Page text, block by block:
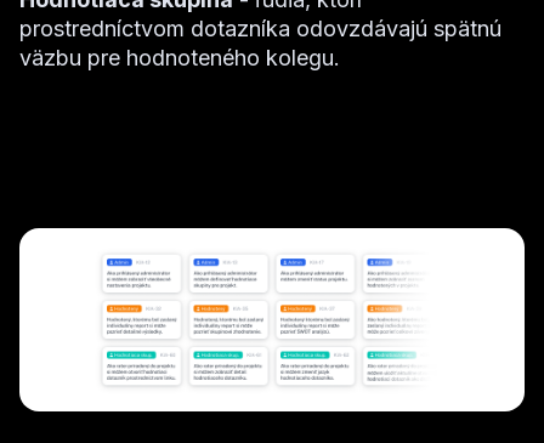
prostredníctvom dotazníka odovzdávajú spätnú
väzbu pre hodnoteného kolegu.